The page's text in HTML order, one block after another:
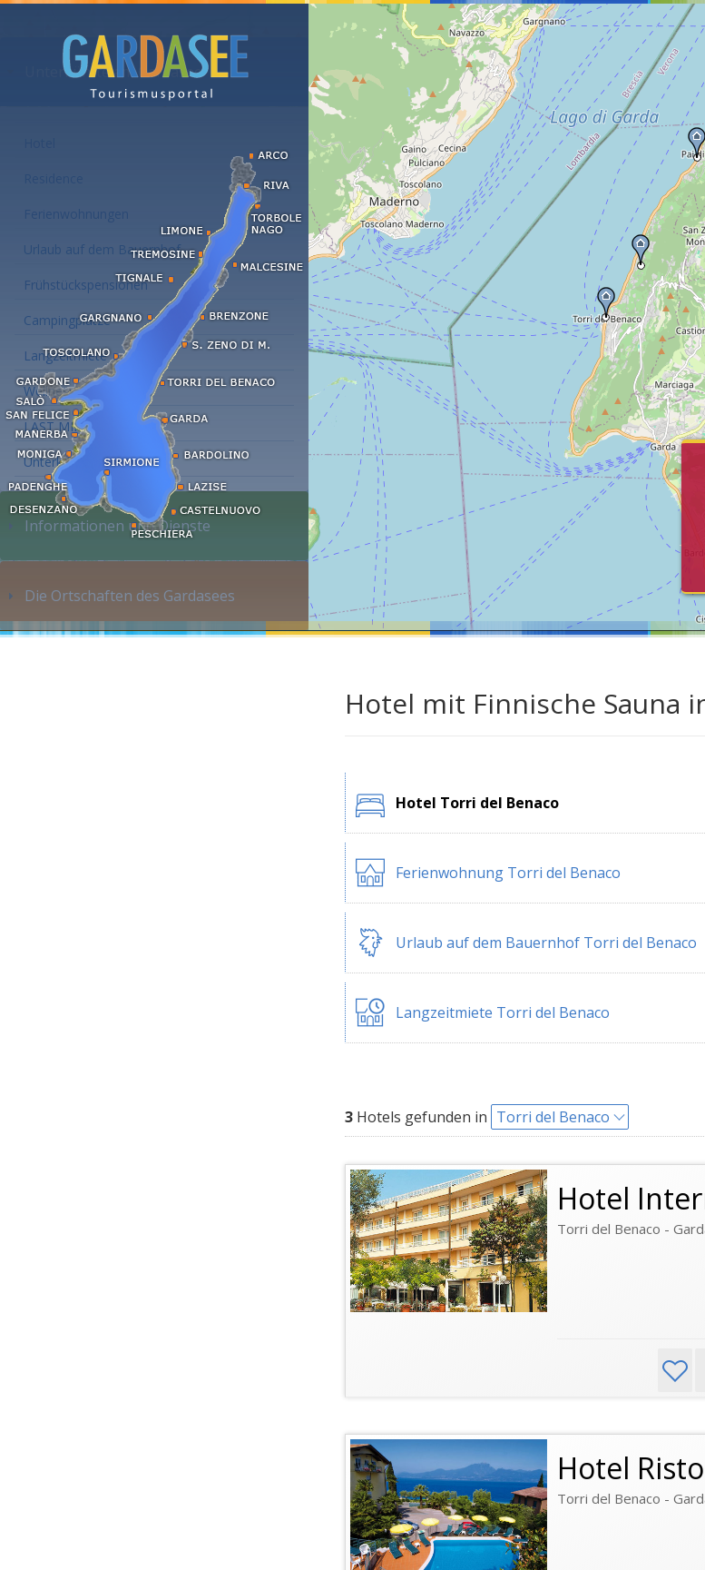
Unterkünfte am Gardasee
Ferienwohnungen
Urlaub auf dem Bauernhof
Frühstückspensionen
Campingplätze
Langzeitmiete
Wellness Hotel
LAST MINUTE
Unterkunft suchen...
Informationen und Dienste
Die Ortschaften des Gardasees
Hotel mit Finnische Sauna
Hotel Torri del Benaco
Ferienwohnung Torri del Benaco
Urlaub auf dem Bauernhof Torri del Benaco
Langzeitmiete Torri del Benaco
3 Hotels gefunden in Torri del Benaco
Hotel
Torri del Benaco -
Hotel
Torri del Benaco -